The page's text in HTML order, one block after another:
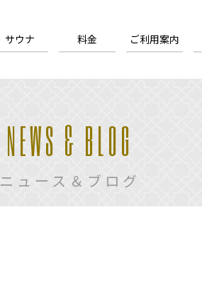
サウナ 料金 ご利用案内
NEWS & BLOG
ニュース＆ブログ